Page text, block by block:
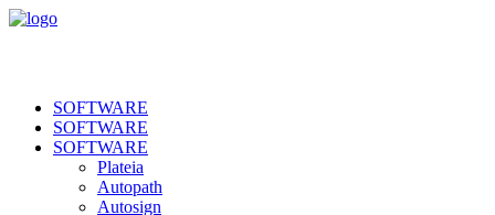
SOFTWARE
SOFTWARE
SOFTWARE
Plateia
Autopath
Autosign